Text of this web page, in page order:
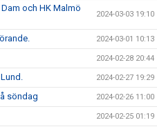
och HK Malmö
2024-03-03 19:10
2024-03-01 10:13
2024-02-28 20:44
2024-02-27 19:29
söndag 2024-02-26 11:00
2024-02-25 01:19